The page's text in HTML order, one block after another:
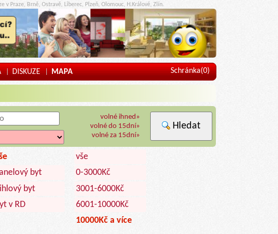
v Praze, Brně, Ostravě, Liberec, Plzeň, Olomouc, H.Králové, Zlín.
| DISKUZE | MAPA Schránka(0)
volné ihned»
volné do 15dní»
volné za 15dní»
Hledat
byt
byt
v RD
vše
0-3000Kč
3001-6000Kč
6001-10000Kč
10000Kč a více